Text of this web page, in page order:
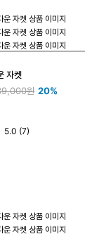
자켓
원 20%
5.0 (7)